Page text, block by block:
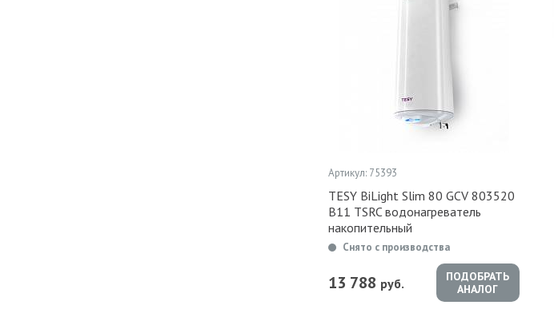
Артикул: 75393
TESY BiLight Slim 80 GCV 803520
B11 TSRC водонагреватель
накопительный
Снято с производства
13 788 руб.
ПОДОБРАТЬ
АНАЛОГ